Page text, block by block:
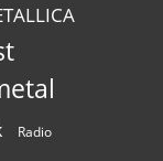
Radio